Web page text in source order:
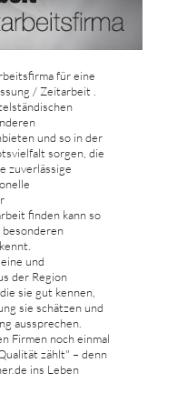
für eine
/ Zeitarbeit .
und so in der
sorgen, die
zuverlässige
finden kann so
besonderen
und
der Region
sie gut kennen,
sie schätzen und
aussprechen.
Firmen noch einmal
zählt" – denn
ins Leben